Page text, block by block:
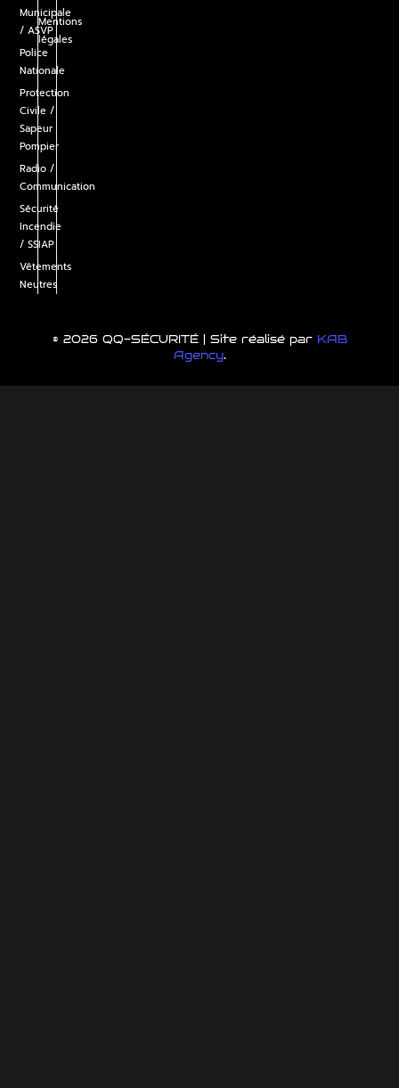
Mentions
légales
Municipale
/ ASVP
Police
Nationale
Protection
Civile /
Sapeur
Pompier
Radio /
Communication
Sécurité
Incendie
/ SSIAP
Vêtements
Neutres
© 2026 QQ-SÉCURITÉ | Site réalisé par KAB
Agency.